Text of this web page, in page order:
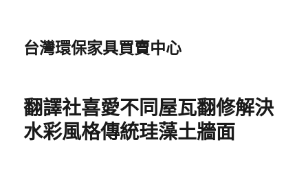
台灣環保家具買賣中心
翻譯社喜愛不同屋瓦翻修解決
水彩風格傳統珪藻土牆面